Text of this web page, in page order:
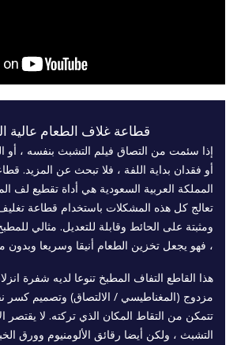
قطاعة غلاف الطعام عالية
إذا سئمت من التصاق فيلم التشبث بنفسه ،
أو فقدان بداية اللفة ، فلا تبحث عن المزيد.
المملكة العربية السعودية هي أداة تقطيع لف
تعالج كل هذه المشكلات باستخدام قطاعة
ومثبتة على الحائط وقابلة للتعديل. مثالي
، فهو يجعل تخزين الطعام أنيقا وسريعا وبدون
هذا القاطع التفاف المطبخ تنوعا لديه شفرة
مزدوج (المغناطيسي / الالتصاق) وتصميم
تتمكن من التقاط المكان الذي تركته. لا يقتصر
التشبث ، ولكن أيضا رقائق الألومنيوم وورق